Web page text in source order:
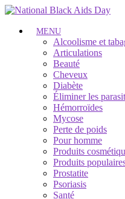
MENU
Alcoolisme et
Articulations
Beauté
Cheveux
Diabète
Éliminer les
Hémorroïdes
Mycose
Perte de poids
Pour homme
Produits
Produits
Prostatite
Psoriasis
Santé